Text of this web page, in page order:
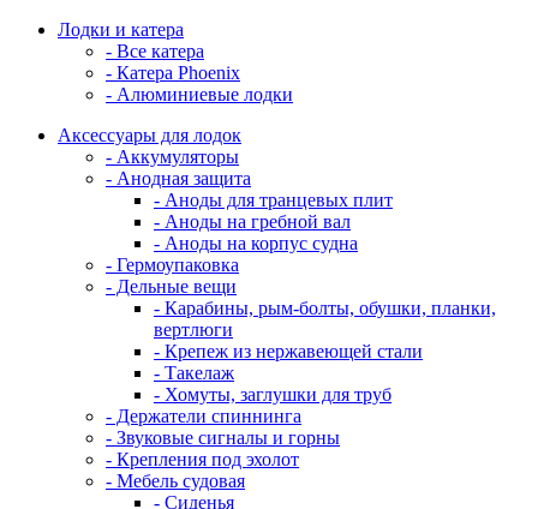
Лодки и катера
- Все катера
- Катера Phoenix
- Алюминиевые лодки
Аксессуары для лодок
- Аккумуляторы
- Анодная защита
- Аноды для транцевых плит
- Аноды на гребной вал
- Аноды на корпус судна
- Гермоупаковка
- Дельные вещи
- Карабины, рым-болты, обушки, планки,
вертлюги
- Крепеж из нержавеющей стали
- Такелаж
- Хомуты, заглушки для труб
- Держатели спиннинга
- Звуковые сигналы и горны
- Крепления под эхолот
- Мебель судовая
- Сиденья